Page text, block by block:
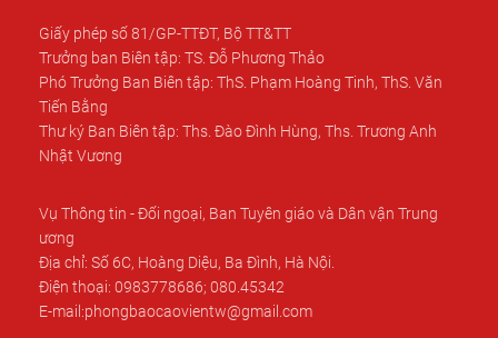
Giấy phép số 81/GP-TTĐT, Bộ TT&TT
Trưởng ban Biên tập: TS. Đỗ Phương Thảo
Phó Trưởng Ban Biên tập: ThS. Phạm Hoàng Tinh, ThS. Văn
Tiến Bằng
Thư ký Ban Biên tập: Ths. Đào Đình Hùng, Ths. Trương Anh
Nhật Vương
Vụ Thông tin - Đối ngoại, Ban Tuyên giáo và Dân vận Trung
ương
Địa chỉ: Số 6C, Hoàng Diệu, Ba Đình, Hà Nội.
Điện thoại: 0983778686; 080.45342
E-mail:phongbaocaovientw@gmail.com